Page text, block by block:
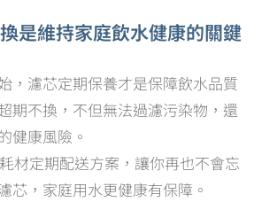
是維持家庭飲水健康的關鍵
，濾芯定期保養才是保障飲水品質
期不換，不但無法過濾污染物，還
健康風險。
材定期配送方案，讓你再也不會忘
芯，家庭用水更健康有保障。